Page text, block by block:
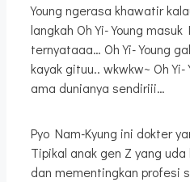
Young ngerasa khawatir
langkah Oh Yi-Young
ternyataaa… Oh Yi-Young
kayak gituu.. wkwkw~ Oh
ama dunianya sendiriii…
Pyo Nam-Kyung ini dokter
Tipikal anak gen Z yang
dan mementingkan profesi